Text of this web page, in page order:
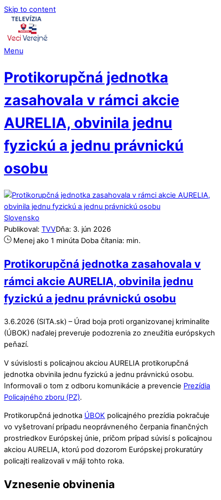
Skip to content
Menu
Protikorupčná jednotka
zasahovala v rámci akcie
AURELIA, obvinila jednu
fyzickú a jednu právnickú
osobu
Slovensko
Publikoval: TVVDňa: 3. jún 2026
Menej ako 1 minúta Doba čítania: min.
Protikorupčná jednotka zasahovala v
rámci akcie AURELIA, obvinila jednu
fyzickú a jednu právnickú osobu
3.6.2026 (SITA.sk) – Úrad boja proti organizovanej kriminalite
(ÚBOK) naďalej preveruje podozrenia zo zneužitia európskych
peňazí.
V súvislosti s policajnou akciou AURELIA protikorupčná
jednotka obvinila jednu fyzickú a jednu právnickú osobu.
Informovali o tom z odboru komunikácie a prevencie Prezídia
Policajného zboru (PZ).
Protikorupčná jednotka ÚBOK policajného prezídia pokračuje
vo vyšetrovaní prípadu neoprávneného čerpania finančných
prostriedkov Európskej únie, pričom prípad súvisí s policajnou
akciou AURELIA, ktorú pod dozorom Európskej prokuratúry
policajti realizovali v máji tohto roka.
Vznesenie obvinenia